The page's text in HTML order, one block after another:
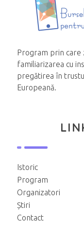
Program prin care
familiarizarea cu
pregătirea în
Europeană.
Istoric
Program
Organizatori
Știri
Contact